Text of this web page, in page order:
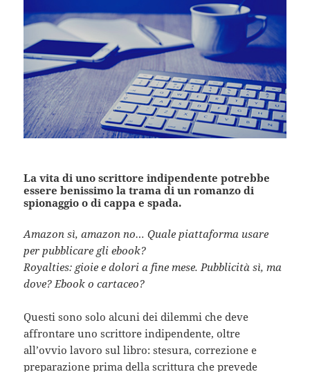
La vita di uno scrittore indipendente potrebbe
essere benissimo la trama di un romanzo di
spionaggio o di cappa e spada.
Amazon sì, amazon no… Quale piattaforma usare
per pubblicare gli ebook?
Royalties: gioie e dolori a fine mese. Pubblicità sì, ma
dove? Ebook o cartaceo?
Questi sono solo alcuni dei dilemmi che deve
affrontare uno scrittore indipendente, oltre
all’ovvio lavoro sul libro: stesura, correzione e
preparazione prima della scrittura che prevede